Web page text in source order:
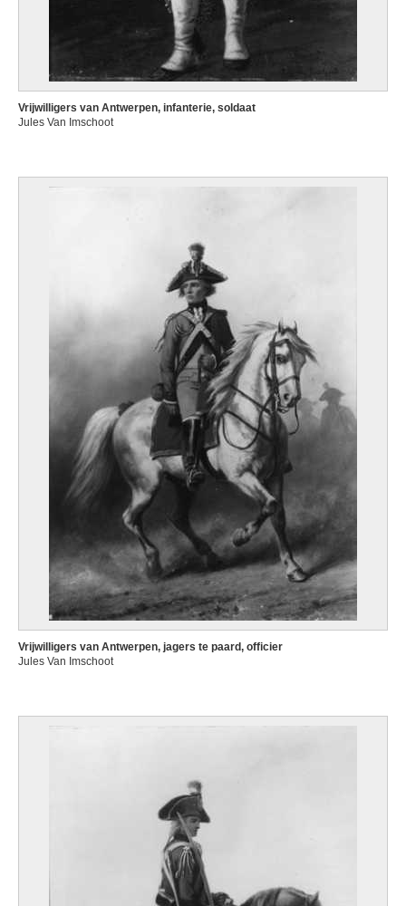
Vrijwilligers van Antwerpen, infanterie, soldaat
Jules Van Imschoot
Vrijwilligers van Antwerpen, jagers te paard, officier
Jules Van Imschoot